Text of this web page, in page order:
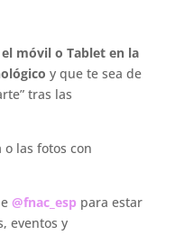
móvil o Tablet en la
y que te sea de
tras las
las fotos con
@fnac_esp para estar
eventos y